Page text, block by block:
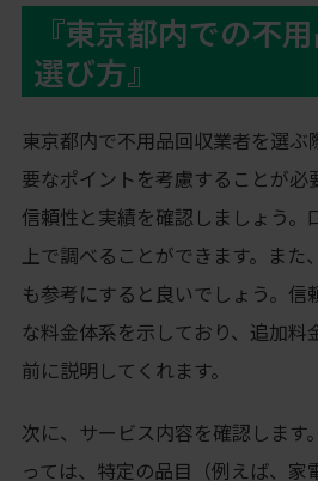
『東京都内での不
選び方』
東京都内で不用品回収業者を選
要なポイントを考慮することが必
信頼性と実績を確認しましょう。
上で調べることができます。また
も参考にすると良いでしょう。信
な料金体系を示しており、追加料
前に説明してくれます。
次に、サービス内容を確認します
っては、特定の品目（例えば、家